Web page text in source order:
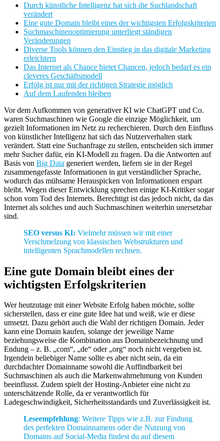
Durch künstliche Intelligenz hat sich die Suchlandschaft
verändert
Eine gute Domain bleibt eines der wichtigsten Erfolgskriterien
Suchmaschinenoptimierung unterliegt ständigen
Veränderungen
Diverse Tools können den Einstieg in das digitale Marketing
erleichtern
Das Internet als Chance bietet Chancen, jedoch bedarf es ein
cleveres Geschäftsmodell
Erfolg ist nur mit der richtigen Strategie möglich
Auf dem Laufenden bleiben
Vor dem Aufkommen von generativer KI wie ChatGPT und Co.
waren Suchmaschinen wie Google die einzige Möglichkeit, um
gezielt Informationen im Netz zu recherchieren. Durch den Einfluss
von künstlicher Intelligenz hat sich das Nutzerverhalten stark
verändert. Statt eine Suchanfrage zu stellen, entscheiden sich immer
mehr Sucher dafür, ein KI-Modell zu fragen. Da die Antworten auf
Basis von Big Data generiert werden, liefern sie in der Regel
zusammengefasste Informationen in gut verständlicher Sprache,
wodurch das mühsame Herauspicken von Informationen erspart
bleibt. Wegen dieser Entwicklung sprechen einige KI-Kritiker sogar
schon vom Tod des Internets. Berechtigt ist das jedoch nicht, da das
Internet als solches und auch Suchmaschinen weiterhin unersetzbar
sind.
SEO versus KI: Vielmehr müssen wir mit einer
Verschmelzung von klassischen Webstrukturen und
intelligenten Sprachmodellen rechnen.
Eine gute Domain bleibt eines der
wichtigsten Erfolgskriterien
Wer heutzutage mit einer Website Erfolg haben möchte, sollte
sicherstellen, dass er eine gute Idee hat und weiß, wie er diese
umsetzt. Dazu gehört auch die Wahl der richtigen Domain. Jeder
kann eine Domain kaufen, solange der jeweilige Name
beziehungsweise die Kombination aus Domainbezeichnung und
Endung – z. B. „com“, „de“ oder „org“ noch nicht vergeben ist.
Irgendein beliebiger Name sollte es aber nicht sein, da ein
durchdachter Domainname sowohl die Auffindbarkeit bei
Suchmaschinen als auch die Markenwahrnehmung von Kunden
beeinflusst. Zudem spielt der Hosting-Anbieter eine nicht zu
unterschätzende Rolle, da er verantwortlich für
Ladegeschwindigkeit, Sicherheitsstandards und Zuverlässigkeit ist.
Leseempfehlung: Weitere Tipps wie z.B. zur Findung
des perfekten Domainnamens oder die Nutzung von
Domains auf Social-Media findest du auf diesem